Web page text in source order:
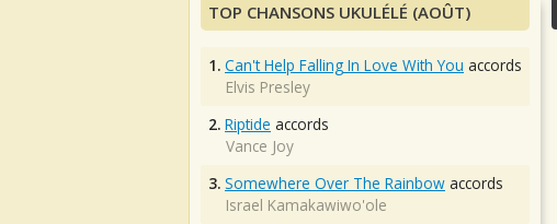
TOP CHANSONS UKULÉLÉ (AOÛT)
1. Can't Help Falling In Love With You accords
Elvis Presley
2. Riptide accords
Vance Joy
3. Somewhere Over The Rainbow accords
Israel Kamakawiwo'ole